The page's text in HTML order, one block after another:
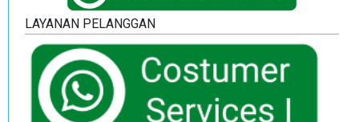
LAYANAN PELANGGAN